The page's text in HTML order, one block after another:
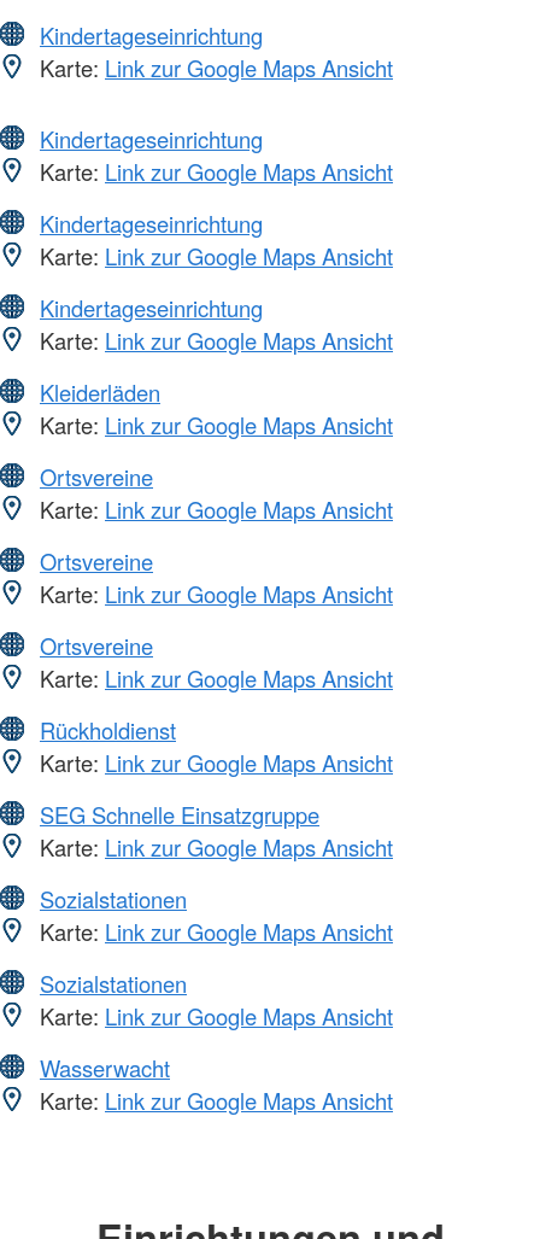
Kindertageseinrichtung
Karte: Link zur Google Maps Ansicht
Kindertageseinrichtung
Karte: Link zur Google Maps Ansicht
Kindertageseinrichtung
Karte: Link zur Google Maps Ansicht
Kindertageseinrichtung
Karte: Link zur Google Maps Ansicht
Kleiderläden
Karte: Link zur Google Maps Ansicht
Ortsvereine
Karte: Link zur Google Maps Ansicht
Ortsvereine
Karte: Link zur Google Maps Ansicht
Ortsvereine
Karte: Link zur Google Maps Ansicht
Rückholdienst
Karte: Link zur Google Maps Ansicht
SEG Schnelle Einsatzgruppe
Karte: Link zur Google Maps Ansicht
Sozialstationen
Karte: Link zur Google Maps Ansicht
Sozialstationen
Karte: Link zur Google Maps Ansicht
Wasserwacht
Karte: Link zur Google Maps Ansicht